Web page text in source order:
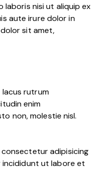
nisi ut aliquip ex
aute irure dolor in
sit amet,
rutrum
enim
non, molestie nisl.
adipisicing
ut labore et